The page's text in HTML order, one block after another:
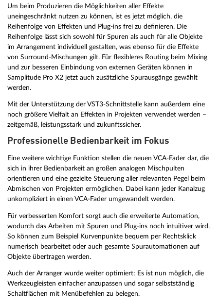
Um beim Produzieren die Möglichkeiten aller Effekte
uneingeschränkt nutzen zu können, ist es jetzt möglich, die
Reihenfolge von Effekten und Plug-ins frei zu definieren. Die
Reihenfolge lässt sich sowohl für Spuren als auch für alle Objekte
im Arrangement individuell gestalten, was ebenso für die Effekte
von Surround-Mischungen gilt. Für flexibleres Routing beim Mixing
und zur besseren Einbindung von externen Geräten können in
Samplitude Pro X2 jetzt auch zusätzliche Spurausgänge gewählt
werden.
Mit der Unterstützung der VST3-Schnittstelle kann außerdem eine
noch größere Vielfalt an Effekten in Projekten verwendet werden –
zeitgemäß, leistungsstark und zukunftssicher.
Professionelle Bedienbarkeit im Fokus
Eine weitere wichtige Funktion stellen die neuen VCA-Fader dar, die
sich in ihrer Bedienbarkeit an großen analogen Mischpulten
orientieren und eine gezielte Steuerung aller relevanten Pegel beim
Abmischen von Projekten ermöglichen. Dabei kann jeder Kanalzug
unkompliziert in einen VCA-Fader umgewandelt werden.
Für verbesserten Komfort sorgt auch die erweiterte Automation,
wodurch das Arbeiten mit Spuren und Plug-ins noch intuitiver wird.
So können zum Beispiel Kurvenpunkte bequem per Rechtsklick
numerisch bearbeitet oder auch gesamte Spurautomationen auf
Objekte übertragen werden.
Auch der Arranger wurde weiter optimiert: Es ist nun möglich, die
Werkzeugleisten einfacher anzupassen und sogar selbstständig
Schaltflächen mit Menübefehlen zu belegen.